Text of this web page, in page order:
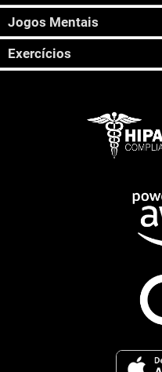
Jogos Mentais
Exercícios